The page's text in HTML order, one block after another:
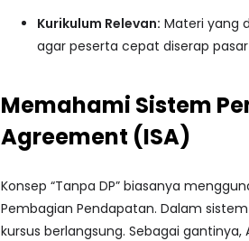
Kurikulum Relevan: Materi yang
agar peserta cepat diserap pasar
Memahami Sistem
Agreement (ISA)
Konsep “Tanpa DP” biasanya
Pembagian Pendapatan. Dalam
kursus berlangsung. Sebagai